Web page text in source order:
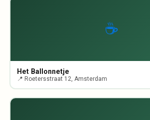
☕
Het Ballonnetje
📍 Roetersstraat 12, Amsterdam